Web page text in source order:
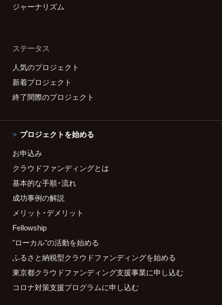
ジャーナリズム
ステータス
人気のプロジェクト
新着プロジェクト
終了間際のプロジェクト
プロジェクトを始める
お申込み
クラウドファンディングとは
基本的な手順・流れ
成功事例の解説
メリット・デメリット
Fellowship
"ローカル"の活動を始める
ふるさと納税型クラウドファンディングを始める
東京都クラウドファンディング支援事業に申し込む
コロナ対策支援プログラムに申し込む